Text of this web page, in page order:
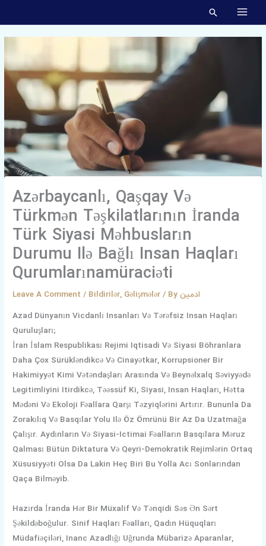
To
Content
Azərbaycanlı, Qaşqay Və
Türkmən Təşkilatlarının İranda
Türk Siyasi Məhbusların
Durumu Ilə Bağlı Insan Haqları
Qurumlarınamüraciəti
Leave A Comment / Bildirilər, Gəlişmələr / Byادمین
Azad Dünyanın Vicdanlı Insanları Və Tərəfsiz Insan Haqları
Quruluşları;
İran İslam Respublikası Rejimi Iqtisadi Və Siyasi Böhranlara
Daha Çox Sürükləndikcə Və Cinayətkar, Korrupsioner Bir
Hakimiyyət Kimi Vətəndaşları Arasında Və Beynəlxalq Səviyyədə
Legitimliyini Itirdikcə, Təəssüf Ki, Siyasi, Insan Haqları, Hətta
Mədəni Və Ekoloji Fəallara Qarşı Təzyiqlərini Artırır. Bununla Da
Zorakılıq Və Basqılar Yolu Ilə Öz Ömrünü Bir Az Da Uzatmağa
Çalışır. Aydınların Və Siyasi-Ictimai Fəalların Basqılara Məruz
Qalması Bütün Diktatura Və Qeyri-Demokratik Rejimlərin Ortaq
Xüsusiyyəti Olsa Da Lakin Heç Biri Bu Yolla Acı Sonlarından
Qaça Bilməyib.
Hazırda İranda Hər Bir Müxalif Və Tənqidi Səs Ən Sərt
Şəkildəboğulur. Sinif Haqları Fəalları, Qadın Hüquqları
Müdafiəçiləri, Inanc Azadlığı Uğrunda Mübarizə Aparanlar,